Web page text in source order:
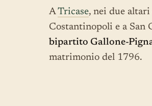
ATricase, nei due
Costantinopoli e a San
bipartito Gallone-
matrimonio del 1796.